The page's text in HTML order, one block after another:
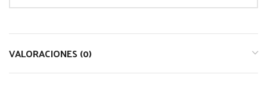
VALORACIONES (0)